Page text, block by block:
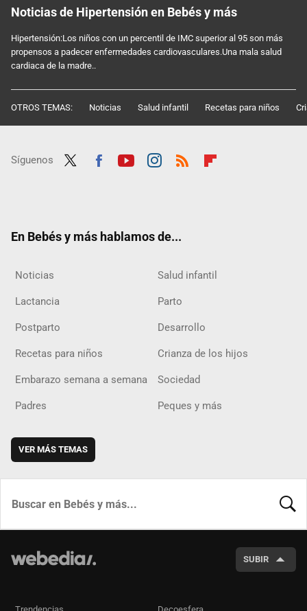
Noticias de Hipertensión en Bebés y más
Hipertensión:Los niños con un percentil de IMC superior al 95 son más
propensos a padecer enfermedades cardiovasculares.Una mala salud
cardiaca de la madre..
OTROS TEMAS: Noticias Salud infantil Recetas para niños
Síguenos
En Bebés y más hablamos de...
Noticias Salud infantil
Lactancia Parto
Postparto Desarrollo
Recetas para niños Crianza de los hijos
Embarazo semana a semana Sociedad
Padres Peques y más
VER MÁS TEMAS
SUBIR